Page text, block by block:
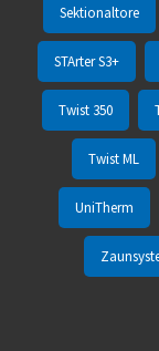
Sektionaltore
STArter S3+
Twist 350
Twist ML
UniTherm